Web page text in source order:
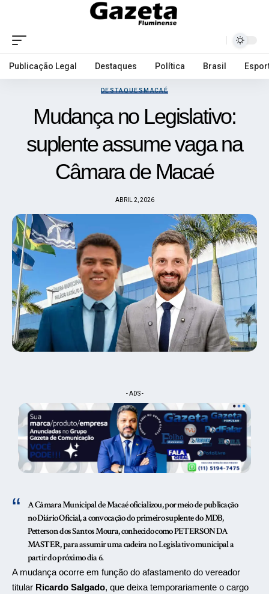
Publicação Legal Destaques Política Brasil
DESTAQUESMACAÉ
Mudança no Legislativo:
suplente assume vaga na
Câmara de Macaé
ABRIL 2, 2026
- ADS -
ACâmara Municipal de Macaéoficializou, por meio de publicação
noDiário Oficial, a convocação do primeiro suplente do MDB,
Petterson dos Santos Moura, conhecido como PETERSON DA
MASTER, para assumir uma cadeira no Legislativo municipal a
partir do próximo dia 6.
A mudança ocorre em função do afastamento do vereador
titular Ricardo Salgado, que deixa temporariamente o cargo